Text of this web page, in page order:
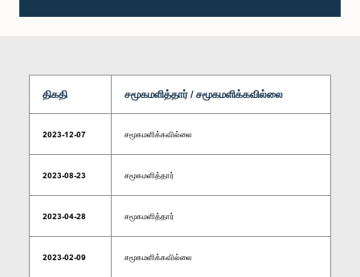
திகதி சமூகமளித்தார் / சமூகமளிக்கவில்லை
2023-12-07 சமூகமளிக்கவில்லை
2023-08-23 சமூகமளித்தார்
2023-04-28 சமூகமளித்தார்
2023-02-09 சமூகமளிக்கவில்லை